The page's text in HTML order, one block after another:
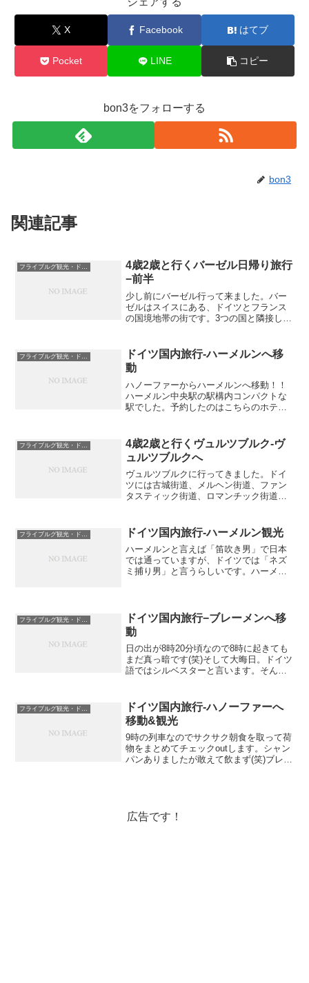
X Facebook はてブ
Pocket LINE コピー
bon3をフォローする
bon3
関連記事
フライブルグ観光・ドイツ国内と周辺国
4歳2歳と行くバーゼル日帰り旅行
−前半
少し前にバーゼル行って来ました。バー
ゼルはスイスにある、ドイツとフランス
の国境地帯の街です。3つの国と隣接して
ます。そしてフライブルクからは国際列
車でなんと45分！す...
ドイツ国内旅行-ハーメルンへ移
動
ハノーファーからハーメルンへ移動！！
ハーメルン中央駅の駅構内コンパクトな
駅でした。予約したのはこちらのホテ
すが！！ハーメルン中央駅からすっごー
ーーく歩きました！地図上で...
4歳2歳と行くヴュルツブルク-ヴ
ュルツブルクへ
ヴュルツブルクに行ってきました。ドイ
ツには古城街道、メルヘン街道、ファン
タスティック街道、ロマンチック街道な
あります。ロマンチック街道は日本人だ
けでなく外国人にも人気の...
フライブルグ観光・ドイツ国内と周辺国 ドイツ国内旅行-ハーメルン観光
ハーメルンと言えば「笛吹き男」で日本
では通っていますが、ドイツでは「ネズ
ミ捕り男」と言うらしいです。ハーメル
して街の子ども達を連れ去...
ドイツ国内旅行−ブレーメンへ移
動
日の出が8時20分頃なので8時に起きても
まだ真っ暗です(笑)そして大晦日。ドイツ
語ではシルベスターと言います。そんな
で朝食を購入〜これこれ！かったーいパ
ンにながーいソ...
フライブルグ観光・ドイツ国内と周辺国
ドイツ国内旅行-ハノーファーへ
移動&観光
9時の列車なのでサクサク朝食を取って荷
物をまとめてチェックoutします。シャン
パンありましたが敢えて飲まず(笑)ブレー
広告です！